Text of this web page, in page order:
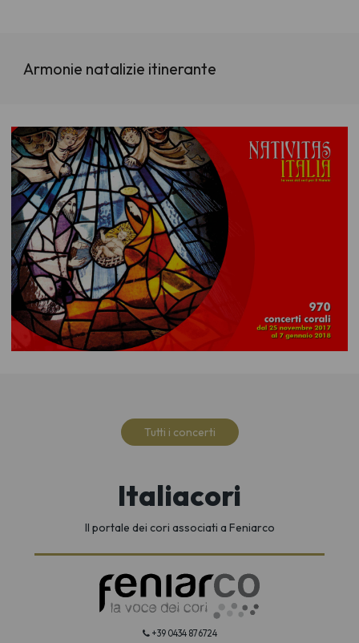
Armonie natalizie itinerante
Tutti i concerti
Italiacori
Il portale dei cori associati a Feniarco
+39 0434 876724